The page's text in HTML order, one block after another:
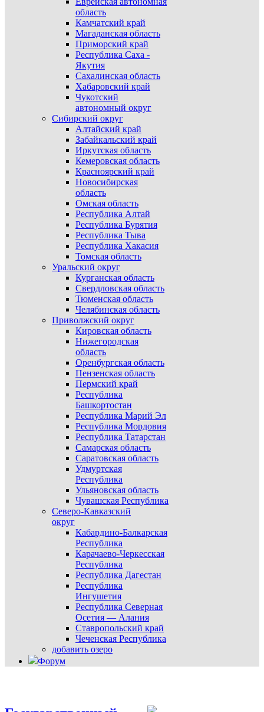
область
Камчатский край
Магаданская область
Приморский край
Республика Саха -
Якутия
Сахалинская область
Хабаровский край
Чукотский
автономный округ
Сибирский округ
Алтайский край
Забайкальский край
Иркутская область
Кемеровская область
Красноярский край
Новосибирская
область
Омская область
Республика Алтай
Республика Бурятия
Республика Тыва
Республика Хакасия
Томская область
Уральский округ
Курганская область
Свердловская область
Тюменская область
Челябинская область
Приволжский округ
Кировская область
Нижегородская
область
Оренбургская область
Пензенская область
Пермский край
Республика
Башкортостан
Республика Марий Эл
Республика Мордовия
Республика Татарстан
Самарская область
Саратовская область
Удмуртская
Республика
Ульяновская область
Чувашская Республика
Северо-Кавказский
округ
Кабардино-Балкарская
Республика
Карачаево-Черкесская
Республика
Республика Дагестан
Республика
Ингушетия
Республика Северная
Осетия — Алания
Ставропольский край
Чеченская Республика
добавить озеро
Форум